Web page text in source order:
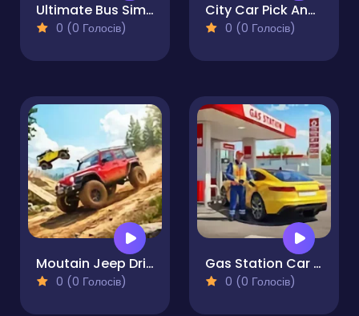
Ultimate Bus Simulator Driver Duty 3D
0 (0 Голосів)
City Car Pick And Drop
0 (0 Голосів)
Moutain Jeep Drive
0 (0 Голосів)
Gas Station Car Driving
0 (0 Голосів)